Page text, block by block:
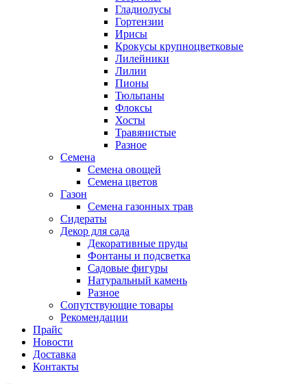
Гладиолусы
Гортензии
Ирисы
Крокусы крупноцветковые
Лилейники
Лилии
Пионы
Тюльпаны
Флоксы
Хосты
Травянистые
Разное
Семена
Семена овощей
Семена цветов
Газон
Семена газонных трав
Сидераты
Декор для сада
Декоративные пруды
Фонтаны и подсветка
Садовые фигуры
Натуральный камень
Разное
Сопутствующие товары
Рекомендации
Прайс
Новости
Доставка
Контакты